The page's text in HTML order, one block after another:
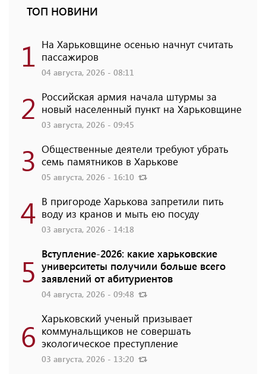
ТОП НОВИНИ
1 На Харьковщине осенью начнут считать
пассажиров
04 августа, 2026 - 08:11
2 Российская армия начала штурмы за
новый населенный пункт на Харьковщине
03 августа, 2026 - 09:45
3 Общественные деятели требуют убрать
семь памятников в Харькове
05 августа, 2026 - 16:10
4 В пригороде Харькова запретили пить
воду из кранов и мыть ею посуду
03 августа, 2026 - 14:18
5 Вступление-2026: какие харьковские
университеты получили больше всего
заявлений от абитуриентов
04 августа, 2026 - 09:48
6 Харьковский ученый призывает
коммунальщиков не совершать
экологическое преступление
03 августа, 2026 - 13:20